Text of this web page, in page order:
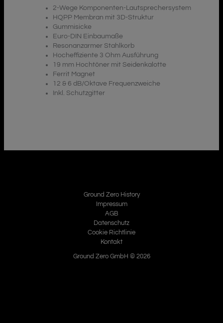
2-Wege Komponenten-Lautsprechersystem
HQPP Membran mit 3D-Struktur
Gummisicke
Euro-DIN Einbaumaße
Resonanzarmer Stahlkorb
Hocheffiziente 3 Ohm Ausführung
19 mm Hochtöner mit Seidenkalotte
Ferrit Magnet
12 & 6 dB/Oktave Frequenzweiche
Inkl. Schutzgitter
Ground Zero History
Impressum
AGB
Datenschutz
Cookie Richtlinie
Kontakt
Ground Zero GmbH © 2026